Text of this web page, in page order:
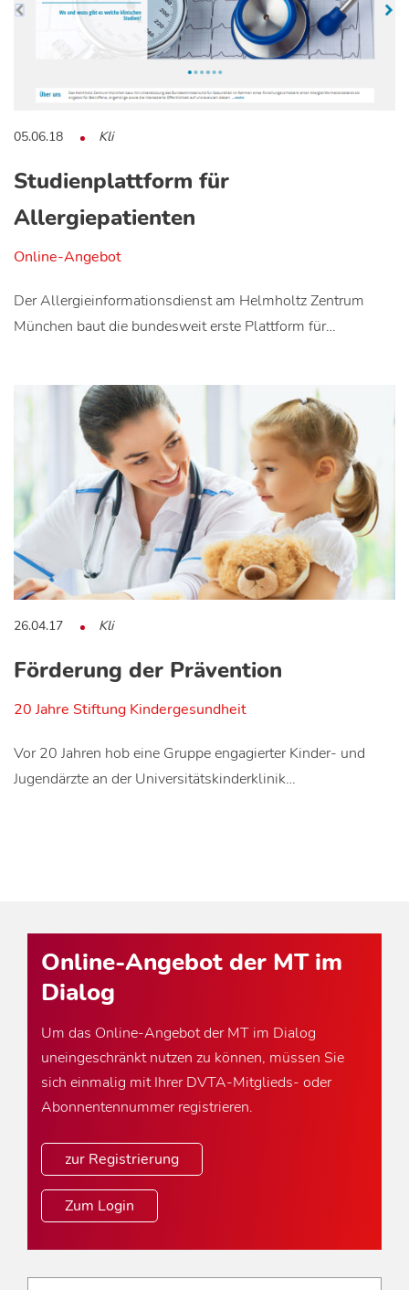
05.06.18 Kli
Studienplattform für
Allergiepatienten
Online-Angebot
Der Allergieinformationsdienst am Helmholtz Zentrum
München baut die bundesweit erste Plattform für…
26.04.17 Kli
Förderung der Prävention
20 Jahre Stiftung Kindergesundheit
Vor 20 Jahren hob eine Gruppe engagierter Kinder- und
Jugendärzte an der Universitätskinderklinik…
Online-Angebot der MT im
Dialog
Um das Online-Angebot der MT im Dialog
uneingeschränkt nutzen zu können, müssen Sie
sich einmalig mit Ihrer DVTA-Mitglieds- oder
Abonnentennummer registrieren.
zur Registrierung
Zum Login